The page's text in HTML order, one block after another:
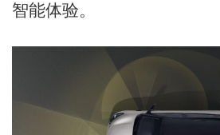
智能体验。